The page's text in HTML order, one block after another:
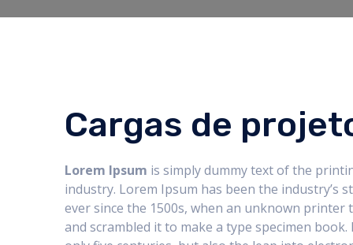
Cargas de
Lorem Ipsum is simply dummy text of the
industry. Lorem Ipsum has been the industry’s
ever since the 1500s, when an unknown printer
and scrambled it to make a type specimen